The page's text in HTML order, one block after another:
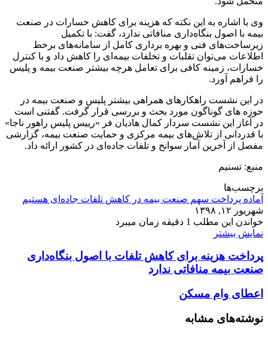
وی با اشاره به این نکته که هزینه برای کاهش خسارات در صنعت
بیمه با اصول بنگاه‌داری منافاتی ندارد، گفت: با تکمیل
زیرساخت‌های فنی و بهره برداری کامل از سامانه‌های برخط
اطلاعات می‌توان تقلبات و تخلفات بیمه‌ای را کاهش داد و با کنترل
خسارات، زمینه کافی برای تعامل هرچه بیشتر صنعت بیمه و پلیس
را فراهم آورد.
در این نشست راهکارهای همراهی بیشتر پلیس و صنعت بیمه در
حوزه های گوناگون مورد بحث و بررسی قرار گرفت. گفتنی است
در آغاز این نشست سردار کمال هادیان فر «رییس پلیس راهور ناجا»
با قدردانی از تلاش‌های بیمه مرکزی و حمایت صنعت بیمه، گزارشی
مفصل از آخرین آمار سوانح و تلفات جاده‌ای در کشور ارائه داد.
منبع: تسنیم
برچسب‌ها
آماده پرداخت سهم صنعت بیمه در کاهش تلفات جاده‌ای هستیم
شهریور ۱۲, ۱۳۹۸
خواندن این مطلب 1 دقیقه زمان میبرد
نمایش بیشتر
پرداخت هزینه برای کاهش تلفات با اصول بنگاه‌داری
صنعت بیمه منافاتی ندارد
اعطای وام مسکن
نوشته‌های مشابه